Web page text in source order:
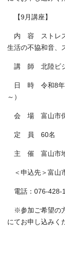
【9月講座】
内 容 ストレス
生活の不協和音、
講 師 北陸ビ
日 時 令和8年9
～）
会 場 富山市保
定 員 60名
主 催 富山市地
＜申込先＞富山
電話：076-428-
※参加ご希望の
にてお申し込みく